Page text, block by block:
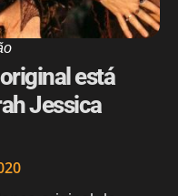
está
Jessica